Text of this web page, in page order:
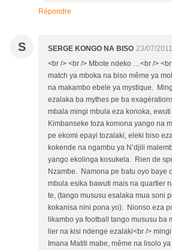
Répondre
S SERGE KONGO NA BISO 23/07/
<br /> <br /> Mbote ndeko …<br />
match ya mboka na biso même ya
na makambo ebele ya mystique.
ezalaka ba mythes pe ba
mbala mingi mbula eza konoka,
Kimbanseke toza komona yango na
pe ekomi epayi tozalaki, eleki biso
kokende na ngambu ya N’djili
yango ekolinga kosukela. Rien de
Nzambe. Namona pe batu oyo baye
mbula esika bawuti mais na quartier
te, (tango mususu esalaka mua soni
kokanisa nini pona yo). Nionso eza
likambo ya football tango mususu ba
lier na kisi ndenge ezalaki<br />
Imana Matiti mabe, même na lisolo